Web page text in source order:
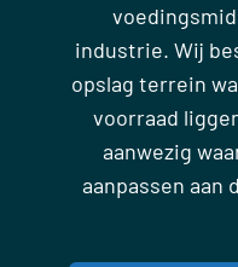
industrie. Wij
opslag terrein
voorraad
aanwezig
aanpassen aan